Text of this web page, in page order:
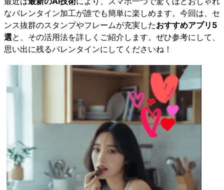
なバレンタイン加工が誰でも簡単に楽しめます。今回は、セ
ンス抜群のスタンプやフレームが充実したおすすめアプリ5
選と、その活用法を詳しくご紹介します。ぜひ参考にして、
思い出に残るバレンタインにしてくださいね！